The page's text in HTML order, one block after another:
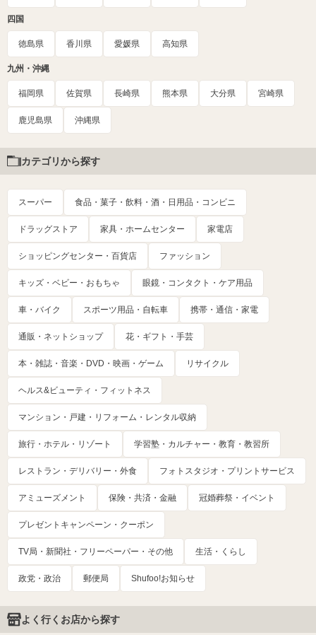
四国
徳島県 香川県 愛媛県 高知県
九州・沖縄
福岡県 佐賀県 長崎県 熊本県 大分県 宮崎県
鹿児島県 沖縄県
カテゴリから探す
スーパー 食品・菓子・飲料・酒・日用品・コンビニ
ドラッグストア 家具・ホームセンター 家電店
ショッピングセンター・百貨店 ファッション
キッズ・ベビー・おもちゃ 眼鏡・コンタクト・ケア用品
車・バイク スポーツ用品・自転車 携帯・通信・家電
通販・ネットショップ 花・ギフト・手芸
本・雑誌・音楽・DVD・映画・ゲーム リサイクル
ヘルス&ビューティ・フィットネス
マンション・戸建・リフォーム・レンタル収納
旅行・ホテル・リゾート 学習塾・カルチャー・教育・教習所
レストラン・デリバリー・外食 フォトスタジオ・プリントサービス
アミューズメント 保険・共済・金融 冠婚葬祭・イベント
プレゼントキャンペーン・クーポン
TV局・新聞社・フリーペーパー・その他 生活・くらし
政党・政治 郵便局 Shufoo!お知らせ
よく行くお店から探す